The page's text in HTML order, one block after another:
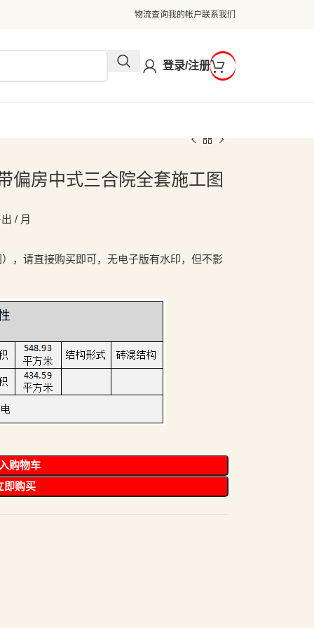
物流查询我的帐户联系我们
登录/注册
偏房中式三合院全套施工图
/ 月
，请直接购买即可，无电子版有水印，但不影
购物车
即购买